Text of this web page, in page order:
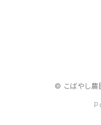
© こばやし農